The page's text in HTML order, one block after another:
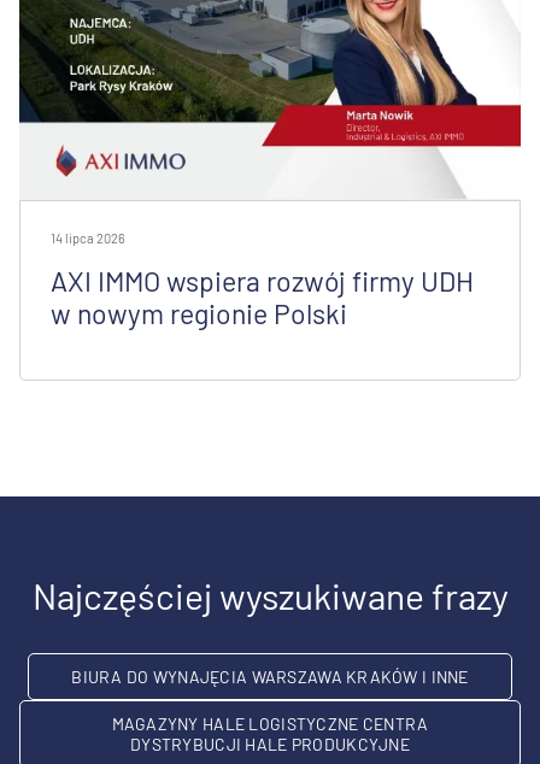
14 lipca 2026
AXI IMMO wspiera rozwój firmy UDH
w nowym regionie Polski
Najczęściej wyszukiwane frazy
BIURA DO WYNAJĘCIA WARSZAWA KRAKÓW I INNE
MAGAZYNY HALE LOGISTYCZNE CENTRA
DYSTRYBUCJI HALE PRODUKCYJNE